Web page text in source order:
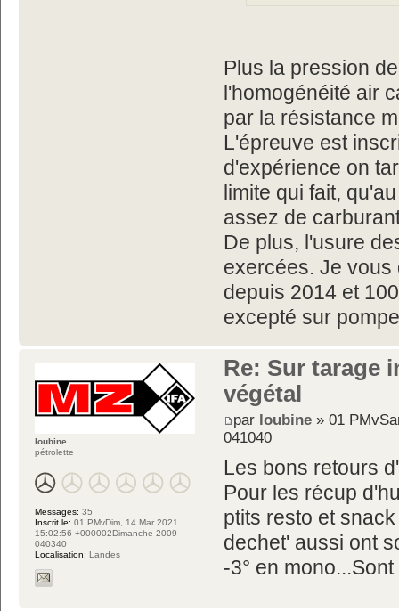
Plus la pression
l'homogénéité air
par la résistance
L'épreuve est
d'expérience on
limite qui fait,
assez de
De plus, l'usure
exercées. Je vous
depuis 2014 et
excepté sur
Re: Sur tarage
végétal
par loubine » 01
041040
Les bons retours
Pour les récup
ptits resto et
dechet' aussi ont
-3° en
loubine
pétrolette
Messages: 35
Inscrit le: 01 PMvDim, 14 Mar 2021
15:02:56 +000002Dimanche 2009
040340
Localisation: Landes